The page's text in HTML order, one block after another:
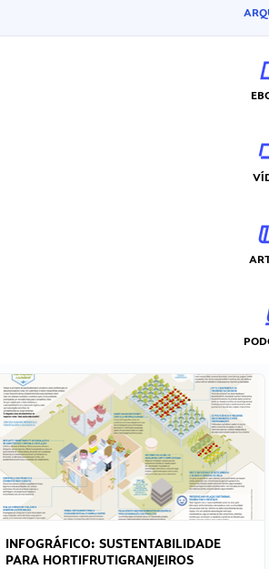
INFOGRÁFICO: SUSTENTABILIDADE
PARA HORTIFRUTIGRANJEIROS